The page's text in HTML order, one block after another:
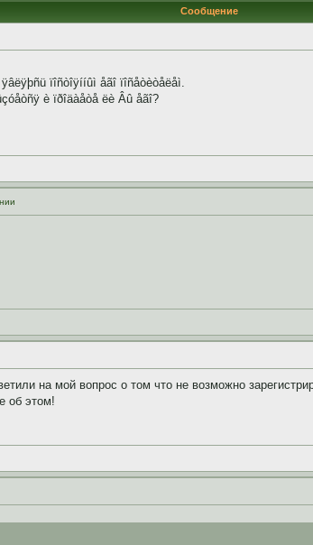
Сообщение
ïîñòîÿííûì åãî ïîñåòèòåëåì.
è ïðîäàåòå ëè Âû åãî?
на мой вопрос о том что не возможно
об этом!